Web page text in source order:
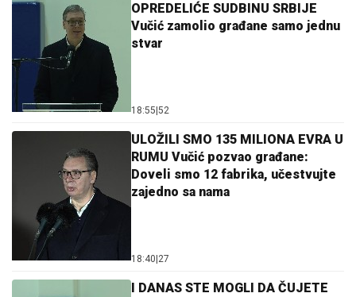
OPREDELIĆE SUDBINU SRBIJE
Vučić zamolio građane samo jednu
stvar
18:55 52
ULOŽILI SMO 135 MILIONA EVRA U
RUMU Vučić pozvao građane:
Doveli smo 12 fabrika, učestvujte
zajedno sa nama
18:40 27
I DANAS STE MOGLI DA ČUJETE